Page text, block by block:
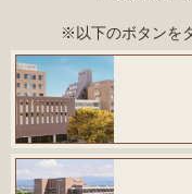
※以下のボタンを